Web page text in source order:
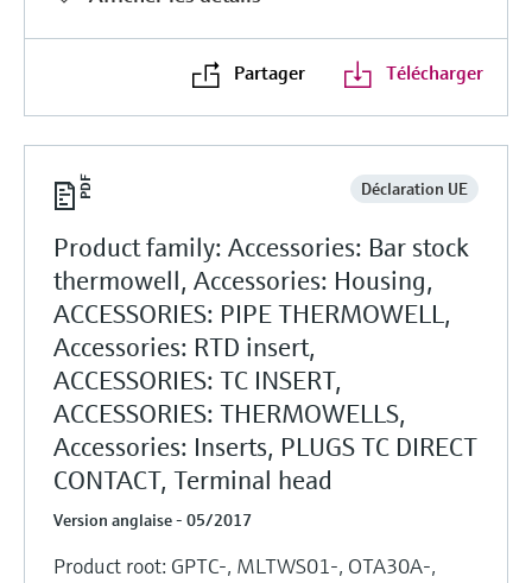
Partager Télécharger
Déclaration UE
Product family: Accessories: Bar stock
thermowell, Accessories: Housing,
ACCESSORIES: PIPE THERMOWELL,
Accessories: RTD insert,
ACCESSORIES: TC INSERT,
ACCESSORIES: THERMOWELLS,
Accessories: Inserts, PLUGS TC DIRECT
CONTACT, Terminal head
Version anglaise - 05/2017
Product root: GPTC-, MLTWS01-, OTA30A-,